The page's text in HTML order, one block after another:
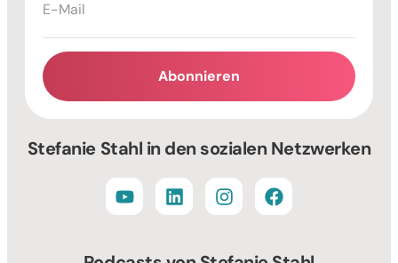
Abonnieren
Stefanie Stahl in den sozialen Netzwerken